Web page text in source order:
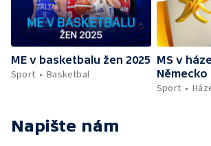
ME v basketbalu žen 2025
Sport
Basketbal
MS v
Německo
Sport
Napište nám